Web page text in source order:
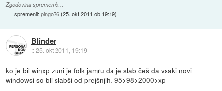
Zgodovina sprememb…
spremenil:pingo76(25. okt 2011 ob 19:19)
Blinder
::25. okt 2011, 19:19
ko je bil winxp zuni je folk jamru da je slab češ da vsaki novi
windowsi so bli slabši od prejšnjih. 95>98>2000>xp